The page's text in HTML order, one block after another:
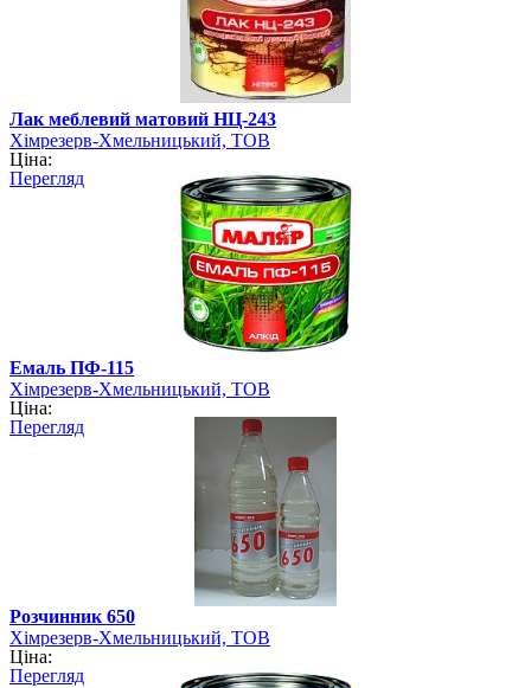
Лак меблевий матовий НЦ-243
Хімрезерв-Хмельницький, ТОВ
Ціна:
Перегляд
Емаль ПФ-115
Хімрезерв-Хмельницький, ТОВ
Ціна:
Перегляд
Розчинник 650
Хімрезерв-Хмельницький, ТОВ
Ціна:
Перегляд